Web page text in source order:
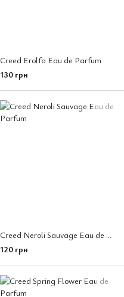
Creed Erolfa Eau de Parfum
130 грн
Creed Neroli Sauvage Eau de Parfum
120 грн